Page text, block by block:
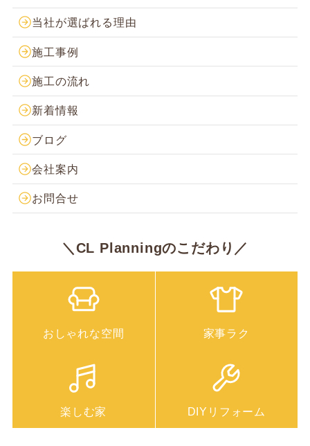
当社が選ばれる理由
施工事例
施工の流れ
新着情報
ブログ
会社案内
お問合せ
＼CL Planningのこだわり／
おしゃれな空間 家事ラク
楽しむ家 DIYリフォーム